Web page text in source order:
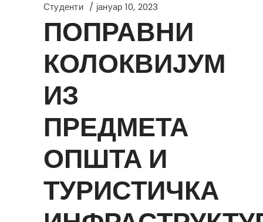
Студенти јануар 10, 2023
ПОПРАВНИ
КОЛОКВИЈУМ
ИЗ
ПРЕДМЕТА
ОПШТА И
ТУРИСТИЧКА